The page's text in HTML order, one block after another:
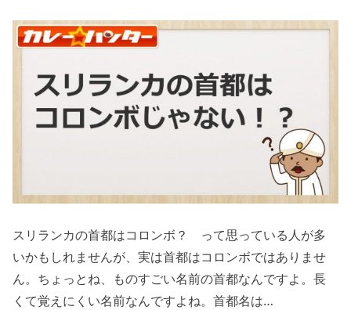
スリランカの首都はコロンボ？ って思っている人が多
いかもしれませんが、実は首都はコロンボではありませ
ん。ちょっとね、ものすごい名前の首都なんですよ。長
くて覚えにくい名前なんですよね。首都名は…